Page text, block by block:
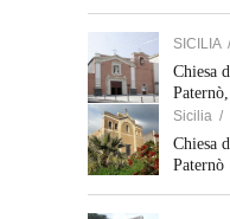
SICILIA /
Chiesa
Sicilia /
Chiesa
Paternò